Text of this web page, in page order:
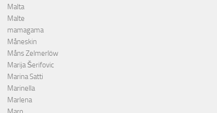
Malta
Malte
mamagama
Måneskin
Måns Zelmerlöw
Marija Šerifovic
Marina Satti
Marinella
Marlena